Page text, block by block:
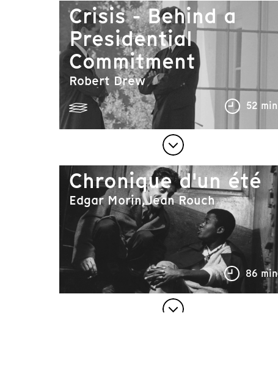
Crisis - Behind a
Presidential
Commitment
Robert Drew
52 min
Chronique d'un été
Edgar Morin, Jean Rouch
86 min